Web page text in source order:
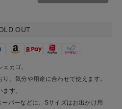
OUT
カゴ。
、気分や用途に合わせて使えます。
す。
パーなどに、Sサイズはお出かけ用